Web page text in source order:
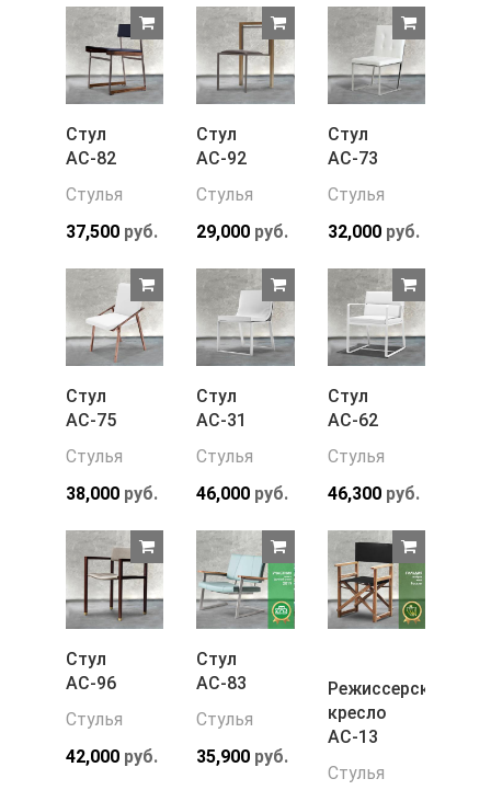
Стул
АС-82
Стулья
37,500 руб.
Стул
АС-92
Стулья
29,000 руб.
Стул
АС-73
Стулья
32,000руб.
Стул
АС-75
Стулья
38,000 руб.
Стул
АС-31
Стулья
46,000 руб.
Стул
АС-62
Стулья
46,300руб.
Стул
АС-96
Стулья
42,000 руб.
Стул
АС-83
Стулья
35,900 руб.
Режиссерское
кресло
АС-13
Стулья